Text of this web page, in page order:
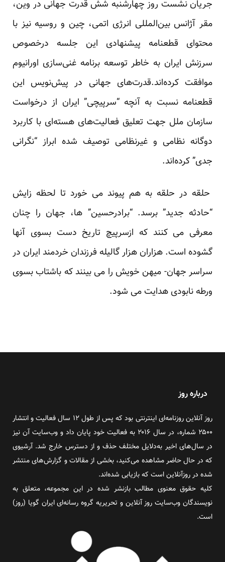
جریان نشست روز چهارشنبه شش قدرت جهانی در وین،
مقر آژانس بین‌المللی انرژی اتمی، چین و روسیه نیز با
محتوای قطعنامه پیشنهادی این جلسه درخصوص
سرزنش ایران به خاطر توسعه برنامه غنی‌سازی اورانیوم
موافقت کرده‌اند.قدرت‌های جهانی در پیش‌نویس این
قطعنامه نسبت به آنچه “سرپیچی” ایران از درخواست
سازمان ملل جهت تعلیق فعالیت‌های هسته‌ای با کاربرد
دوگانه نظامی و غیرنظامی توصیف شده ابراز “نگرانی
جدی” کرده‌اند.
حلقه در حلقه به هم پیوند می خورد تا لحظه زایش
“حادثه جدید” برسد. “برادرحسین” ها، جهان را چنان
معرفی می کنند که ازسرپیچ تاریخ دست بسوی آنها
گشوده است. هزاران هزار گالیله فرزندان خردمند ایران در
سراسر جهان- میهن خویش را می بینند که باشتاب بسوی
ورطه نابودی هدایت می شود.
درباره روز
روز آنلاین روزنامه‌ای اینترنتی بود که پس از طول ۱۲ سال فعالیت و انتشار
۲۵۰۰ شماره، در سال ۲۰۱۶ به فعالیت خود پایان داد و وب‌سایت آن نیز
در سال‌های اخیر به‌دلایل مختلف حذف و از دسترس خارج شد. آرشیوی
که در حال حاضر مشاهده می‌کنید، بخشی از مقالات و گزارش‌های منتشر
شده در روزآنلاین است که بازیابی شده‌اند.
کلیه حقوق معنوی مطالب بازنشر شده در این مجموعه، متعلق به
نویسندگان وب‌سایت روز آنلاین و تحریریه گروه رسانه‌ای ایران گویا (روز)
است.